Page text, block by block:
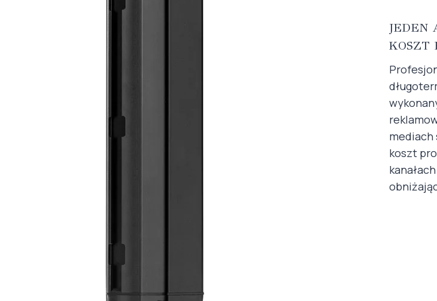
JEDEN
KOSZT
mediach
koszt